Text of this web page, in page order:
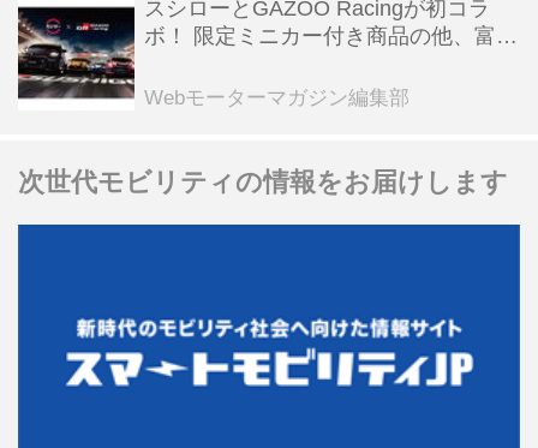
スシローとGAZOO Racingが初コラ
ボ！ 限定ミニカー付き商品の他、富士
る抽選企画などを展開
Webモーターマガジン編集部
次世代モビリティの情報をお届けします